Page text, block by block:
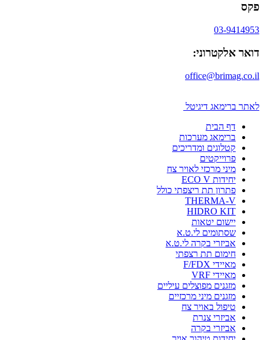
פקס
03-9414953
דואר אלקטרוני:
office@brimag.co.il
לאתר ברימאג דיגיטל
דף הבית
ברימאג מערכות
קטלוגים ומדריכים
פרוייקטים
מיני מרכזי לאויר צח
יחידות ECO V
פתרון תת ריצפתי כולל
THERMA-V
HIDRO KIT
יישום יטאות
שסתומים לי.ט.א
אביזרי בקרה לי.ט.א
חימום תת רצפתי
מאיידי F/FDX
מאיידי VRF
מזגנים מפוצלים עיליים
מזגנים מיני מרכזיים
טיפול באויר צח
אביזרי צנרת
אביזרי בקרה